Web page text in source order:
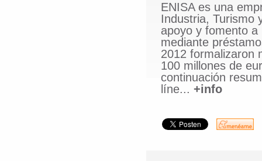
ENISA es una
Industria, Turismo
apoyo y fomento
mediante
2012 formalizaron
100 millones de
continuación
líne... +info